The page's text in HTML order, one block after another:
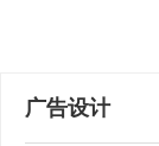
广告设计